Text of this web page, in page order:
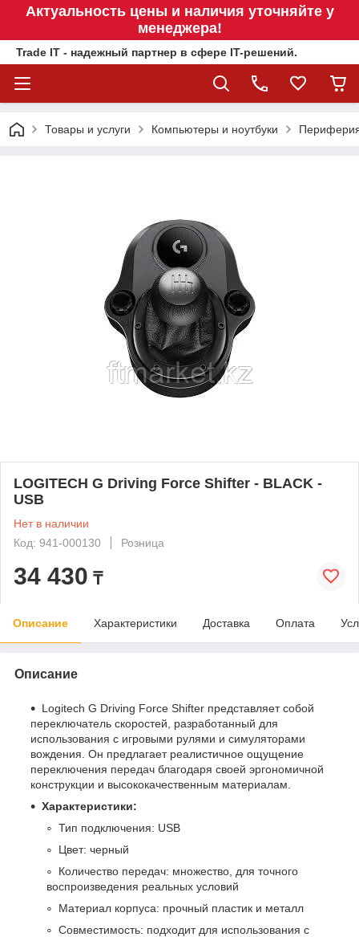
Актуальность цены и наличия уточняйте у
менеджера!
Trade IT - надежный партнер в сфере IT-решений.
Товары и услуги Компьютеры и ноутбуки
LOGITECH G Driving Force Shifter - BLACK -
USB
Нет в наличии
Код: 941-000130
Розница
34 430 ₸
Описание Характеристики Доставка Оплата
Описание
Logitech G Driving Force Shifter представляет собой
переключатель скоростей, разработанный для
использования с игровыми рулями и симуляторами
вождения. Он предлагает реалистичное ощущение
переключения передач благодаря своей эргономичной
конструкции и высококачественным материалам.
Характеристики:
Тип подключения: USB
Цвет: черный
Количество передач: множество, для точного
воспроизведения реальных условий
Материал корпуса: прочный пластик и металл
Совместимость: подходит для использования с